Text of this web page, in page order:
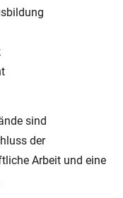
sind
der
Arbeit und eine